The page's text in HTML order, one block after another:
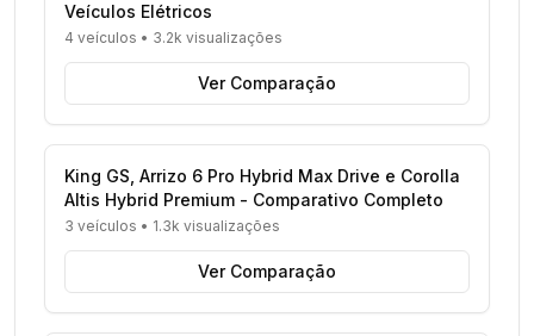
Veículos Elétricos
4 veículos • 3.2k visualizações
Ver Comparação
King GS, Arrizo 6 Pro Hybrid Max Drive e Corolla
Altis Hybrid Premium - Comparativo Completo
3 veículos • 1.3k visualizações
Ver Comparação